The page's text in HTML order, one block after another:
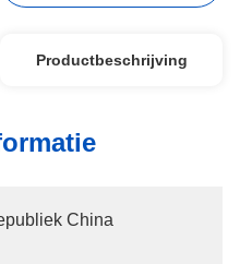
Productbeschrijving
China